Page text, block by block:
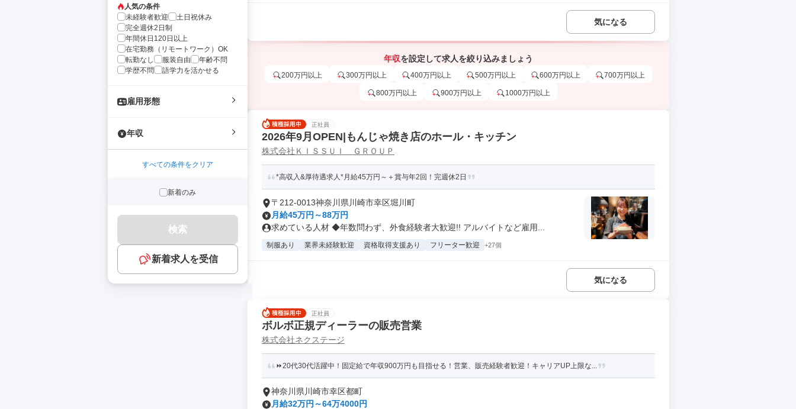
人気の条件
未経験者歓迎
土日祝休み
完全週休2日制
年間休日120日以上
在宅勤務（リモートワーク）OK
転勤なし
服装自由
年齢不問
学歴不問
語学力を活かせる
雇用形態
年収
すべての条件をクリア
新着のみ
検索
新着求人を受信
気になる
年収を設定して求人を絞り込みましょう
200万円以上 300万円以上 400万円以上 500万円以上 600万円以上 700万円以上
800万円以上 900万円以上 1000万円以上
正社員
2026年9月OPEN|もんじゃ焼き店のホール・キッチン
株式会社ＫＩＳＳＵＩ ＧＲＯＵＰ
*高収入&厚待遇求人*月給45万円～＋賞与年2回！完週休2日
〒212-0013神奈川県川崎市幸区堀川町
月給45万円～88万円
求めている人材 ◆年数問わず、外食経験者大歓迎!! アルバイトなど雇用...
制服あり 業界未経験歓迎 資格取得支援あり フリーター歓迎 +27個
気になる
正社員
ボルボ正規ディーラーの販売営業
株式会社ネクステージ
⏩️20代30代活躍中！固定給で年収900万円も目指せる！営業、販売経験者歓迎！キャリアUP上限な...
神奈川県川崎市幸区都町
月給32万円～64万4000円